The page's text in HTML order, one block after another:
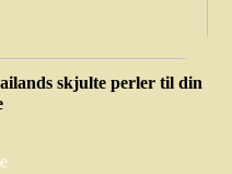
skjulte perler til din